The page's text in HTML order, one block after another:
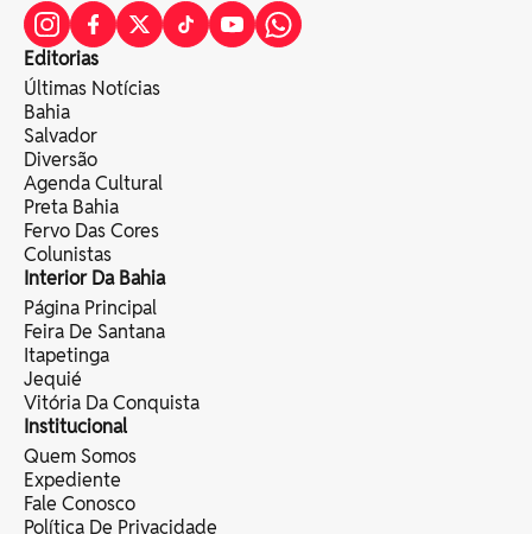
Editorias
Últimas Notícias
Bahia
Salvador
Diversão
Agenda Cultural
Preta Bahia
Fervo Das Cores
Colunistas
Interior Da Bahia
Página Principal
Feira De Santana
Itapetinga
Jequié
Vitória Da Conquista
Institucional
Quem Somos
Expediente
Fale Conosco
Política De Privacidade